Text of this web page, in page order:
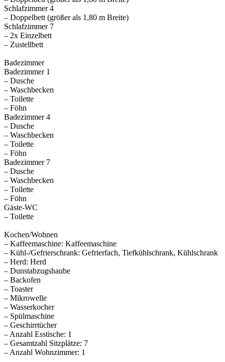
Schlafzimmer 4
– Doppelbett (größer als 1,80 m Breite)
Schlafzimmer 7
– 2x Einzelbett
– Zustellbett
Badezimmer
Badezimmer 1
– Dusche
– Waschbecken
– Toilette
– Föhn
Badezimmer 4
– Dusche
– Waschbecken
– Toilette
– Föhn
Badezimmer 7
– Dusche
– Waschbecken
– Toilette
– Föhn
Gäste-WC
– Toilette
Kochen/Wohnen
– Kaffeemaschine: Kaffeemaschine
– Kühl-/Gefrierschrank: Gefrierfach, Tiefkühlschrank, Kühlschrank
– Herd: Herd
– Dunstabzugshaube
– Backofen
– Toaster
– Mikrowelle
– Wasserkocher
– Spülmaschine
– Geschirrtücher
– Anzahl Esstische: 1
– Gesamtzahl Sitzplätze: 7
– Anzahl Wohnzimmer: 1